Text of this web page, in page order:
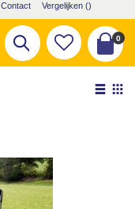
Contact Vergelijken ()
Cart
0
Zoek